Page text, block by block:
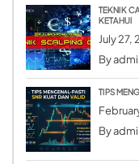
TEKNIK
KETAHUI
July 27,
By
TIPS
By